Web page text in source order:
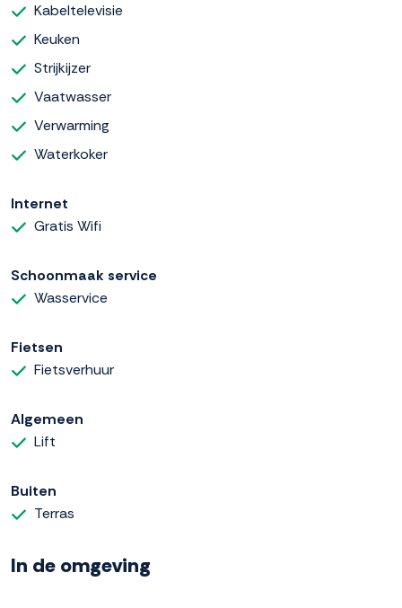
Kabeltelevisie
Keuken
Strijkijzer
Vaatwasser
Verwarming
Waterkoker
Internet
Gratis Wifi
Schoonmaak service
Wasservice
Fietsen
Fietsverhuur
Algemeen
Lift
Buiten
Terras
In de omgeving